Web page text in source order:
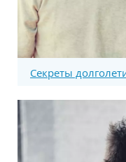
Секреты